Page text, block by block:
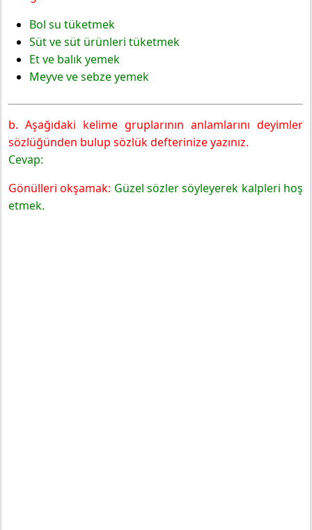
Bol su tüketmek
Süt ve süt ürünleri tüketmek
Et ve balık yemek
Meyve ve sebze yemek
b. Aşağıdaki kelime gruplarının anlamlarını deyimler
sözlüğünden bulup sözlük defterinize yazınız.
Cevap:
Gönülleri okşamak: Güzel sözler söyleyerek kalpleri hoş
etmek.